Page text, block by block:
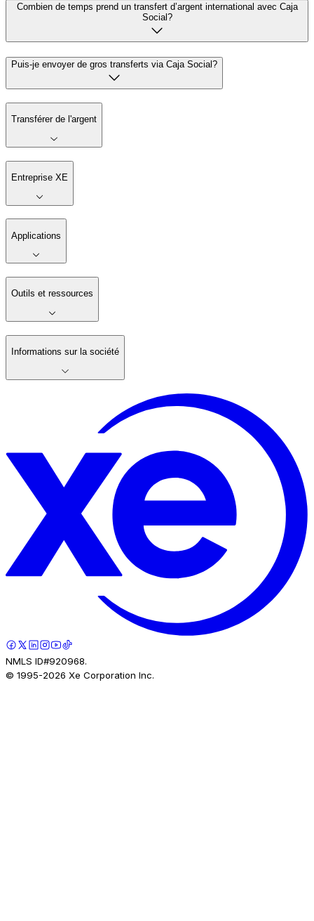
Combien de temps prend un transfert d’argent international avec Caja
Social?
Puis-je envoyer de gros transferts via Caja Social?
Transférer de l'argent
Entreprise XE
Applications
Outils et ressources
Informations sur la société
NMLS ID#920968.
© 1995-2026 Xe Corporation Inc.